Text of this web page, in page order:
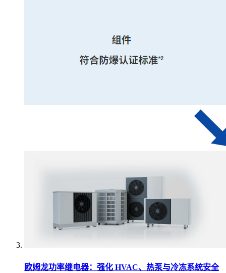
欧姆龙功率继电器：强化 HVAC、热泵与冷冻系统安全